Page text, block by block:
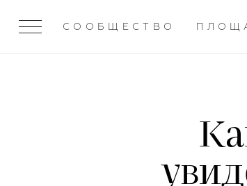
СООБЩЕСТВО